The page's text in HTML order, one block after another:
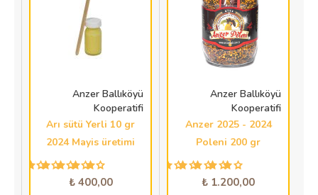
Anzer Ballıköyü
Kooperatifi
2024 - 2025 Anzer
Poleni 200 gr
1.200,00 ₺
Anzer Ballıköyü
Kooperatifi
Arı sütü Yerli 10 gr
2024 Mayis üretimi
400,00 ₺